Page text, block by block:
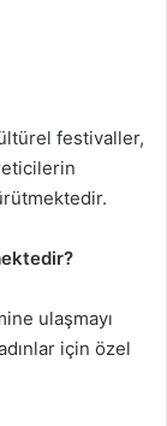
festivaller,
ulaşmayı
için özel